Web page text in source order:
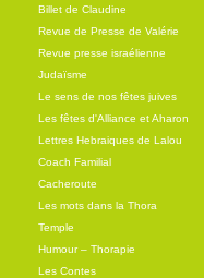
Billet de Claudine
Revue de Presse de Valérie
Revue presse israélienne
Judaïsme
Le sens de nos fêtes juives
Les fêtes d'Alliance et Aharon
Lettres Hebraiques de Lalou
Coach Familial
Cacheroute
Les mots dans la Thora
Temple
Humour – Thorapie
Les Contes